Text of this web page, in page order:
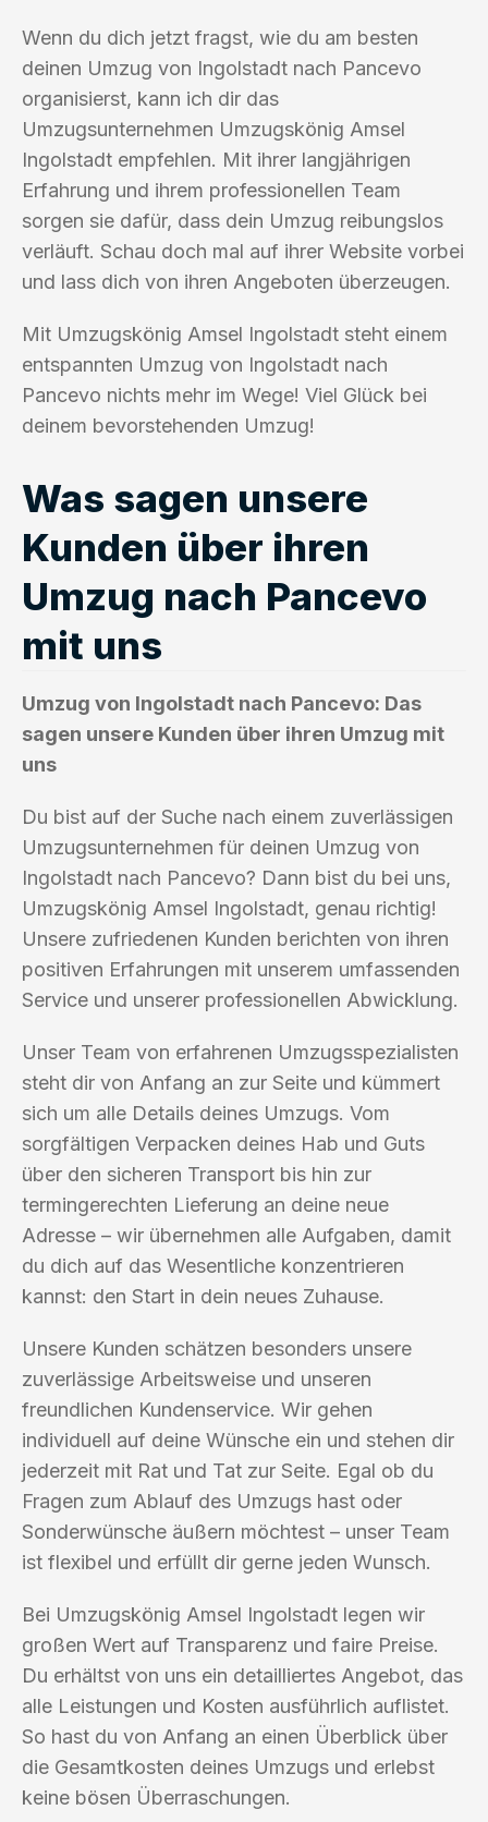
Wenn du dich jetzt fragst, wie du am besten
deinen Umzug von Ingolstadt nach Pancevo
organisierst, kann ich dir das
Umzugsunternehmen Umzugskönig Amsel
Ingolstadt empfehlen. Mit ihrer langjährigen
Erfahrung und ihrem professionellen Team
sorgen sie dafür, dass dein Umzug reibungslos
verläuft. Schau doch mal auf ihrer Website vorbei
und lass dich von ihren Angeboten überzeugen.
Mit Umzugskönig Amsel Ingolstadt steht einem
entspannten Umzug von Ingolstadt nach
Pancevo nichts mehr im Wege! Viel Glück bei
deinem bevorstehenden Umzug!
Was sagen unsere
Kunden über ihren
Umzug nach Pancevo
mit uns
Umzug von Ingolstadt nach Pancevo: Das
sagen unsere Kunden über ihren Umzug mit
uns
Du bist auf der Suche nach einem zuverlässigen
Umzugsunternehmen für deinen Umzug von
Ingolstadt nach Pancevo? Dann bist du bei uns,
Umzugskönig Amsel Ingolstadt, genau richtig!
Unsere zufriedenen Kunden berichten von ihren
positiven Erfahrungen mit unserem umfassenden
Service und unserer professionellen Abwicklung.
Unser Team von erfahrenen Umzugsspezialisten
steht dir von Anfang an zur Seite und kümmert
sich um alle Details deines Umzugs. Vom
sorgfältigen Verpacken deines Hab und Guts
über den sicheren Transport bis hin zur
termingerechten Lieferung an deine neue
Adresse – wir übernehmen alle Aufgaben, damit
du dich auf das Wesentliche konzentrieren
kannst: den Start in dein neues Zuhause.
Unsere Kunden schätzen besonders unsere
zuverlässige Arbeitsweise und unseren
freundlichen Kundenservice. Wir gehen
individuell auf deine Wünsche ein und stehen dir
jederzeit mit Rat und Tat zur Seite. Egal ob du
Fragen zum Ablauf des Umzugs hast oder
Sonderwünsche äußern möchtest – unser Team
ist flexibel und erfüllt dir gerne jeden Wunsch.
Bei Umzugskönig Amsel Ingolstadt legen wir
großen Wert auf Transparenz und faire Preise.
Du erhältst von uns ein detailliertes Angebot, das
alle Leistungen und Kosten ausführlich auflistet.
So hast du von Anfang an einen Überblick über
die Gesamtkosten deines Umzugs und erlebst
keine bösen Überraschungen.